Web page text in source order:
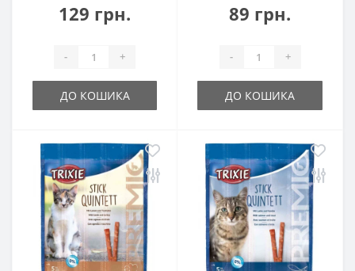
129 грн.
- +
ДО КОШИКА
89 грн.
- +
ДО КОШИКА